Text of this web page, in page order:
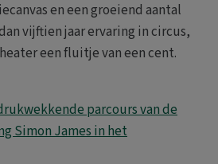
en een groeiend aantal
vijftien jaar ervaring in circus,
een fluitje van een cent.
parcours van de
Simon James in het